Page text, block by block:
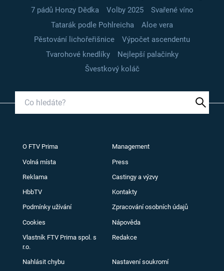
7 pádů Honzy Dědka
Volby 2025
Svařené víno
Tatarák podle Pohlreicha
Aloe vera
Pěstování lichořeřišnice
Výpočet ascendentu
Tvarohové knedlíky
Nejlepší palačinky
Švestkový koláč
O FTV Prima Management
Volná místa Press
Reklama Castingy a výzvy
HbbTV Kontakty
Podmínky užívání Zpracování osobních údajů
Cookies Nápověda
Vlastník FTV Prima spol. s
r.o.
Redakce
Nahlásit chybu Nastavení soukromí